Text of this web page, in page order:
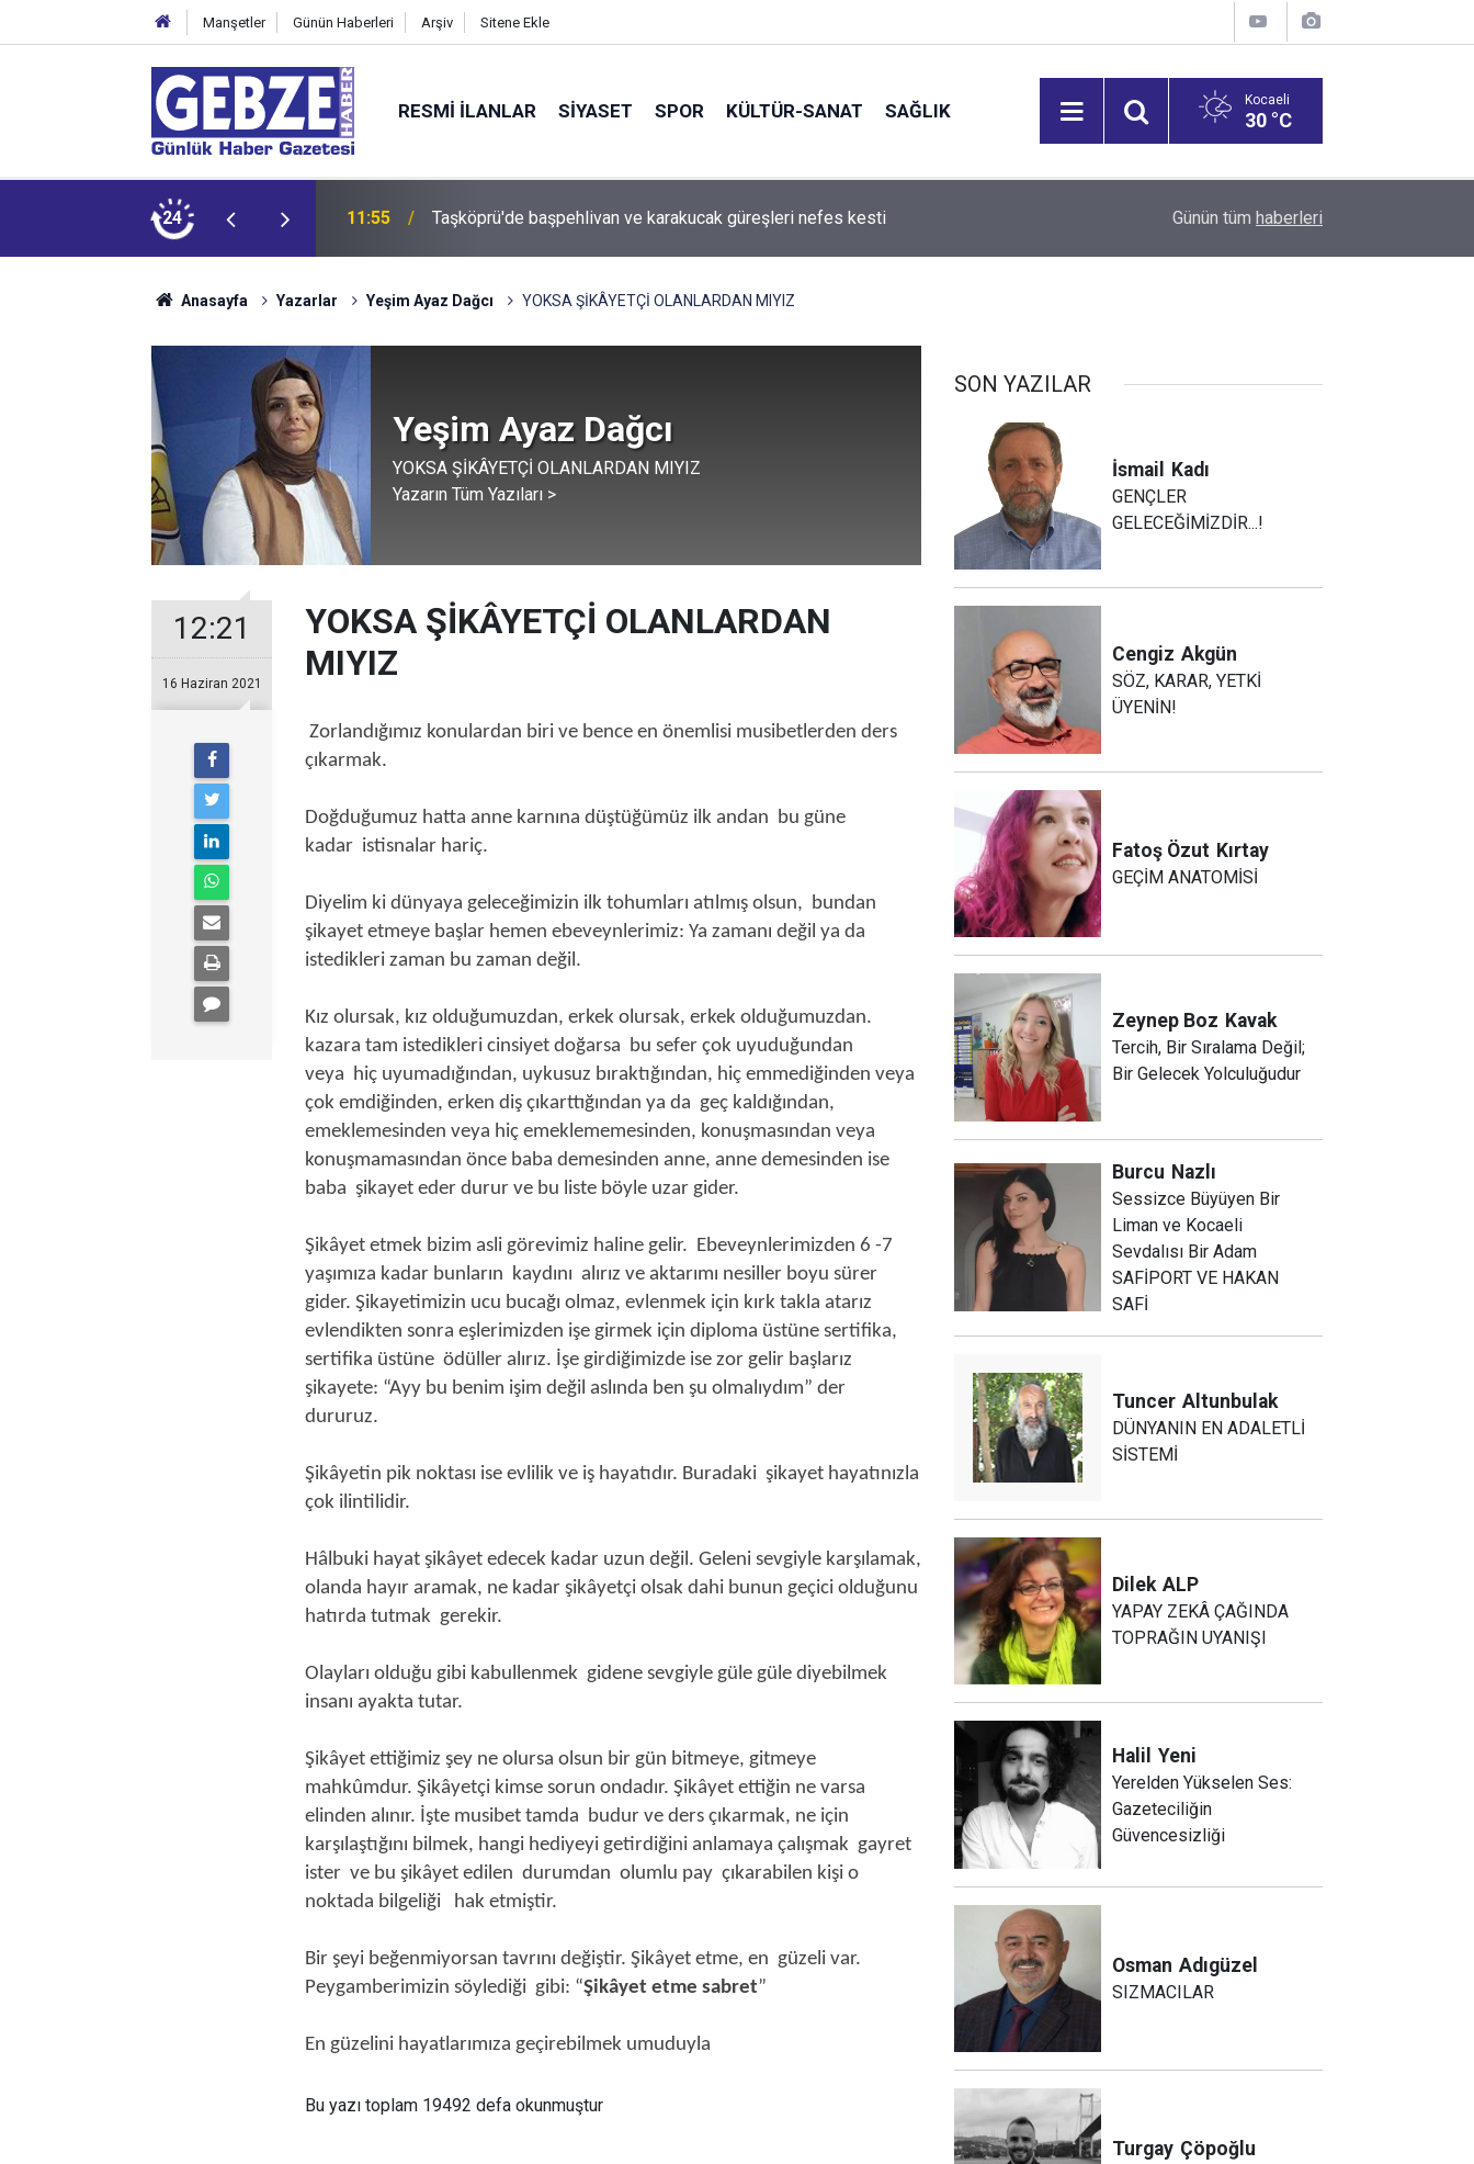
Manşetler Günün Haberleri Arşiv Sitene Ekle
RESMI İLANLAR SİYASET SPOR KÜLTÜR-SANAT SAĞLIK Kocaeli
30 °C
24 11:55 Taşköprü'de başpehlivan ve karakucak güreşleri nefes kesti Gebzespor’un 10’ncu imzası Übeyd Adıyaman!
Günün tüm haberleri
Anasayfa Yazarlar Yeşim Ayaz Dağcı YOKSA ŞİKÂYETÇİ OLANLARDAN MIYIZ
Yeşim Ayaz Dağcı
YOKSA ŞİKÂYETÇİ OLANLARDAN MIYIZ
Yazarın Tüm Yazıları >
12:21
16 Haziran 2021
YOKSA ŞİKÂYETÇİ OLANLARDAN
MIYIZ
Zorlandığımız konulardan biri ve bence en önemlisi musibetlerden ders
çıkarmak.
Doğduğumuz hatta anne karnına düştüğümüz ilk andan bu güne
kadar istisnalar hariç.
Diyelim ki dünyaya geleceğimizin ilk tohumları atılmış olsun, bundan
şikayet etmeye başlar hemen ebeveynlerimiz: Ya zamanı değil ya da
istedikleri zaman bu zaman değil.
Kız olursak, kız olduğumuzdan, erkek olursak, erkek olduğumuzdan.
kazara tam istedikleri cinsiyet doğarsa bu sefer çok uyuduğundan
veya hiç uyumadığından, uykusuz bıraktığından, hiç emmediğinden veya
çok emdiğinden, erken diş çıkarttığından ya da geç kaldığından,
emeklemesinden veya hiç emeklememesinden, konuşmasından veya
konuşmamasından önce baba demesinden anne, anne demesinden ise
baba şikayet eder durur ve bu liste böyle uzar gider.
Şikâyet etmek bizim asli görevimiz haline gelir. Ebeveynlerimizden 6 -7
yaşımıza kadar bunların kaydını alırız ve aktarımı nesiller boyu sürer
gider. Şikayetimizin ucu bucağı olmaz, evlenmek için kırk takla atarız
evlendikten sonra eşlerimizden işe girmek için diploma üstüne sertifika,
sertifika üstüne ödüller alırız. İşe girdiğimizde ise zor gelir başlarız
şikayete: “Ayy bu benim işim değil aslında ben şu olmalıydım” der
dururuz.
Şikâyetin pik noktası ise evlilik ve iş hayatıdır. Buradaki şikayet hayatınızla
çok ilintilidir.
Hâlbuki hayat şikâyet edecek kadar uzun değil. Geleni sevgiyle karşılamak,
olanda hayır aramak, ne kadar şikâyetçi olsak dahi bunun geçici olduğunu
hatırda tutmak gerekir.
Olayları olduğu gibi kabullenmek gidene sevgiyle güle güle diyebilmek
insanı ayakta tutar.
Şikâyet ettiğimiz şey ne olursa olsun bir gün bitmeye, gitmeye
mahkûmdur. Şikâyetçi kimse sorun ondadır. Şikâyet ettiğin ne varsa
elinden alınır. İşte musibet tamda budur ve ders çıkarmak, ne için
karşılaştığını bilmek, hangi hediyeyi getirdiğini anlamaya çalışmak gayret
ister ve bu şikâyet edilen durumdan olumlu pay çıkarabilen kişi o
noktada bilgeliği hak etmiştir.
Bir şeyi beğenmiyorsan tavrını değiştir. Şikâyet etme, en güzeli var.
Peygamberimizin söylediği gibi: “Şikâyet etme sabret”
En güzelini hayatlarımıza geçirebilmek umuduyla
Bu yazı toplam 19492 defa okunmuştur
SON YAZILAR
İsmail Kadı
GENÇLER
GELECEĞİMİZDİR...!
Cengiz Akgün
SÖZ, KARAR, YETKİ
ÜYENİN!
Fatoş Özut Kırtay
GEÇİM ANATOMİSİ
Zeynep Boz Kavak
Tercih, Bir Sıralama Değil;
Bir Gelecek Yolculuğudur
Burcu Nazlı
Sessizce Büyüyen Bir
Liman ve Kocaeli
Sevdalısı Bir Adam
SAFİPORT VE HAKAN
SAFİ
Tuncer Altunbulak
DÜNYANIN EN ADALETLİ
SİSTEMİ
Dilek ALP
YAPAY ZEKÂ ÇAĞINDA
TOPRAĞIN UYANIŞI
Halil Yeni
Yerelden Yükselen Ses:
Gazeteciliğin
Güvencesizliği
Osman Adıgüzel
SIZMACILAR
Turgay Çöpoğlu